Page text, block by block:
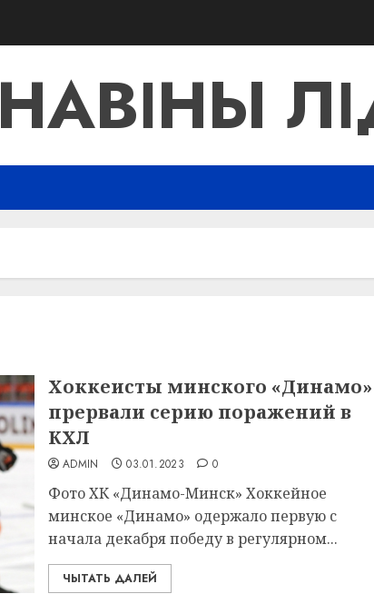
НАВІНЫ
Хоккеисты минского «Динамо»
прервали серию поражений в
КХЛ
ADMIN 03.01.2023 0
Фото ХК «Динамо-Минск» Хоккейное
минское «Динамо» одержало первую с
начала декабря победу в регулярном...
ЧЫТАТЬ ДАЛЕЙ